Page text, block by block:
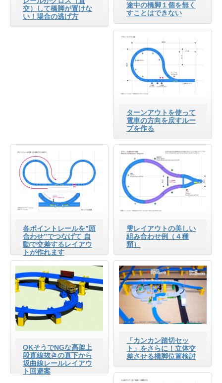
交）して橋脚が置けな
い！場合の逃げ方
途中の橋脚１個を無く
すことはできない
ターンアウトを使って
電車の方向を戻すルー
プを作る
各ポイントレールを”頭
合わせ”でつなげて 自
動で交差するレイアウ
トが作れます
雫レイアウトの美しい
組み合わせ例（４種
類）
OKそうでNGな高架上
段直線抜きの直下から
坂曲線レールレイアウ
ト回避案
「カンカン踏切セッ
ト」をさらに！立体交
差させる橋脚位置検討